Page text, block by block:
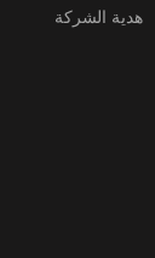
هدية الشركة